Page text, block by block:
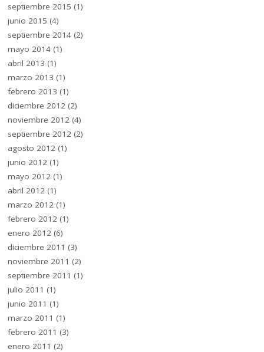
septiembre 2015 (1)
junio 2015 (4)
septiembre 2014 (2)
mayo 2014 (1)
abril 2013 (1)
marzo 2013 (1)
febrero 2013 (1)
diciembre 2012 (2)
noviembre 2012 (4)
septiembre 2012 (2)
agosto 2012 (1)
junio 2012 (1)
mayo 2012 (1)
abril 2012 (1)
marzo 2012 (1)
febrero 2012 (1)
enero 2012 (6)
diciembre 2011 (3)
noviembre 2011 (2)
septiembre 2011 (1)
julio 2011 (1)
junio 2011 (1)
marzo 2011 (1)
febrero 2011 (3)
enero 2011 (2)